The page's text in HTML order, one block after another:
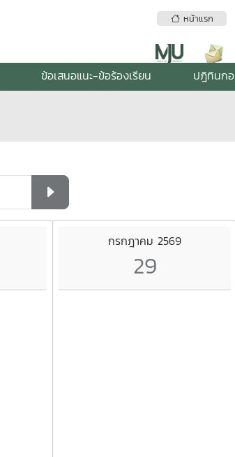
หน้าแรก
ข้อเสนอแนะ-ข้อร้องเรียน ปฎิทินก
กรกฎาคม 2569
29